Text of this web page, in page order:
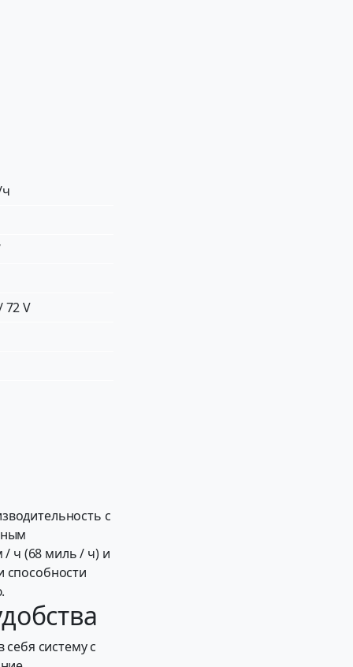
72 V
с
/ ч (68 миль / ч) и
способности
систему с